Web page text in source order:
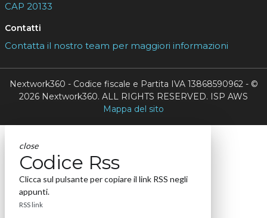
CAP 20133
Contatti
Contatta il nostro team per maggiori informazioni
Nextwork360 - Codice fiscale e Partita IVA 13868590962 - ©
2026 Nextwork360. ALL RIGHTS RESERVED. ISP AWS
Mappa del sito
close
Codice Rss
Clicca sul pulsante per copiare il link RSS negli
appunti.
RSS link